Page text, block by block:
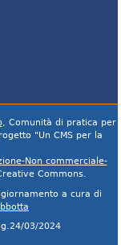
, Comunità di pratica per
"Un CMS per la
Non commerciale-
Commons.
a cura di
03/2024